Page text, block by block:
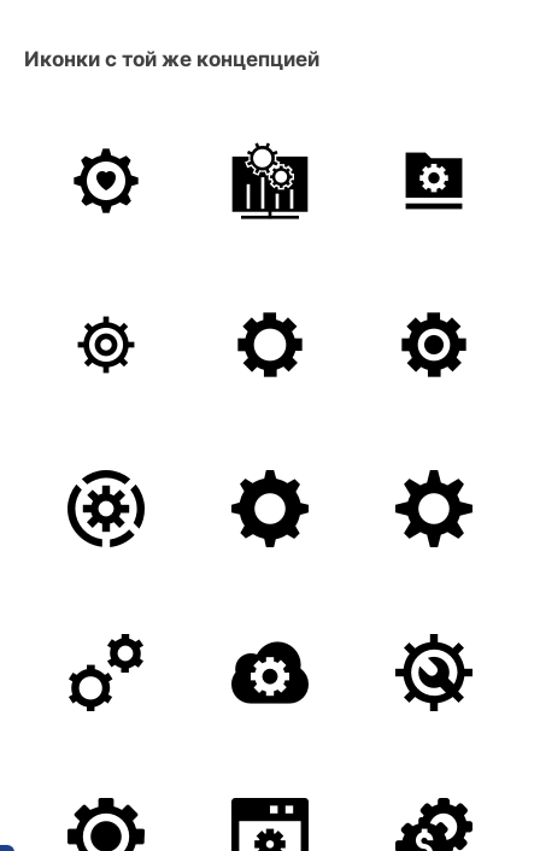
Иконки с той же концепцией